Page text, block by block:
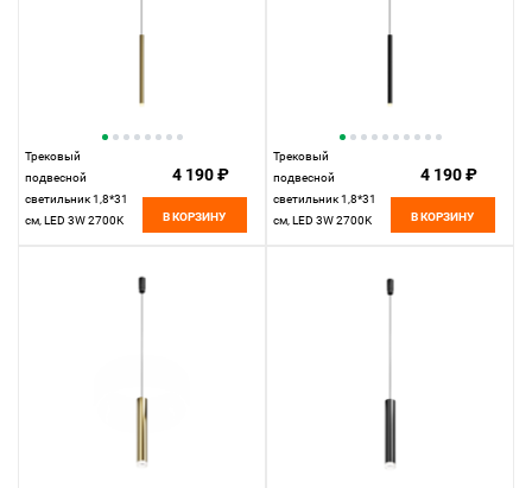
Трековый
подвесной
светильник 1,8*31
см, LED 3W 2700K
4 190 ₽
В КОРЗИНУ
Трековый
подвесной
светильник 1,8*31
см, LED 3W 2700K
4 190 ₽
В КОРЗИНУ